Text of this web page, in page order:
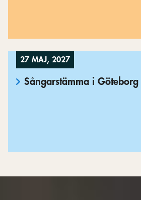
27 MAJ, 2027
Sångarstämma i Göteborg